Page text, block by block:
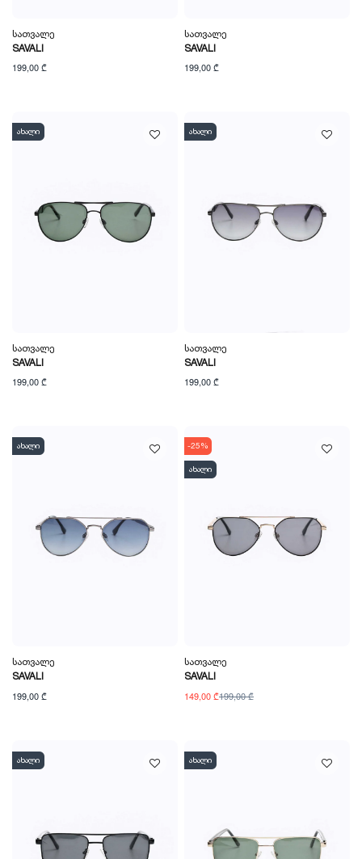
Სათვალე
SAVALI
199,00 ₾
Სათვალე
SAVALI
199,00 ₾
ახალი
Სათვალე
SAVALI
199,00 ₾
ახალი
Სათვალე
SAVALI
199,00 ₾
ახალი
Სათვალე
SAVALI
199,00 ₾
-25%
ახალი
Სათვალე
SAVALI
149,00 ₾199,00 ₾
ახალი ახალი